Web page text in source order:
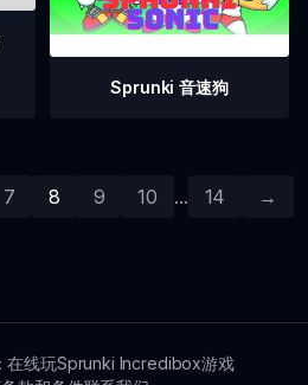
Sprunki 音速狗
7 8 9 10 ... 14 →
在线玩Sprunki Incredibox游戏